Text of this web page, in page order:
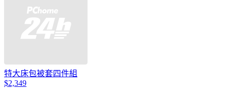
特大床包被套四件組
$2,349